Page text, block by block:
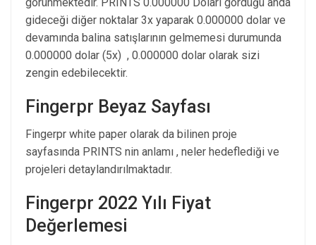
gideceği diğer noktalar 3x yaparak 0.000000 dolar ve
devamında balina satışlarının gelmemesi durumunda
0.000000 dolar (5x) , 0.000000 dolar olarak sizi
zengin edebilecektir.
Fingerpr Beyaz Sayfası
Fingerpr white paper olarak da bilinen proje
sayfasında PRINTS nin anlamı , neler hedeflediği ve
projeleri detaylandırılmaktadır.
Fingerpr 2022 Yılı Fiyat
Değerlemesi